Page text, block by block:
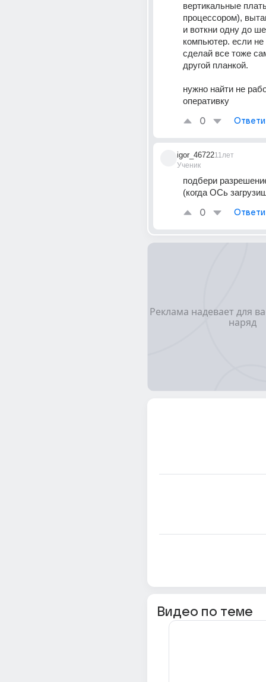
вертикальные
процессором),
и воткни одну до
компьютер. если не
сделай все тоже
другой планкой.
нужно найти не
оперативку
0
igor_46722
Ученик
11лет
подбери
(когда ОСь
0
Видео по теме